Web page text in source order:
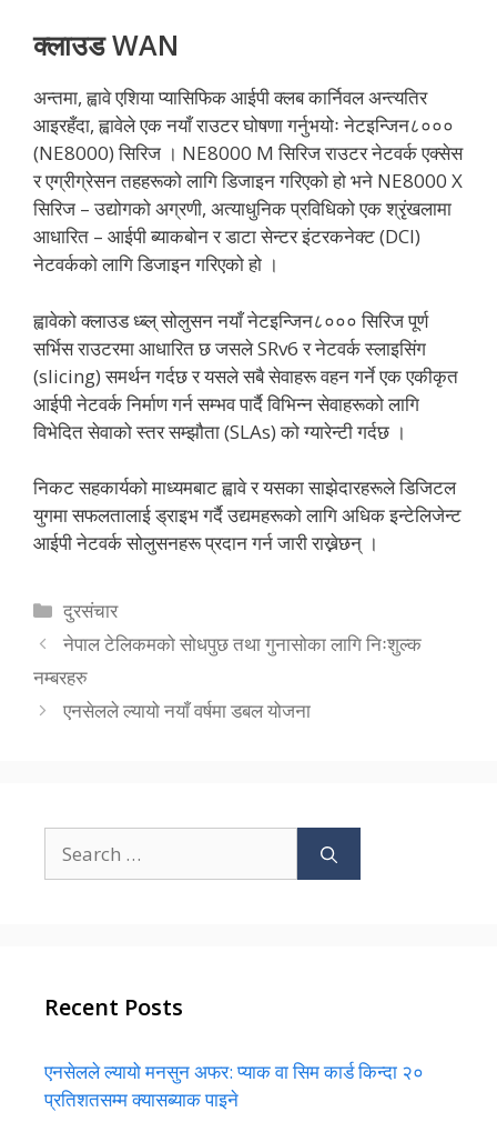
क्लाउड WAN
अन्तमा, ह्वावे एशिया प्यासिफिक आईपी क्लब कार्निवल अन्त्यतिर
आइरहँदा, ह्वावेले एक नयाँ राउटर घोषणा गर्नुभयोः नेटइन्जिन८०००
(NE8000) सिरिज । NE8000 M सिरिज राउटर नेटवर्क एक्सेस
र एग्रीग्रेसन तहहरूको लागि डिजाइन गरिएको हो भने NE8000 X
सिरिज – उद्योगको अग्रणी, अत्याधुनिक प्रविधिको एक श्रृंखलामा
आधारित – आईपी ब्याकबोन र डाटा सेन्टर इंटरकनेक्ट (DCI)
नेटवर्कको लागि डिजाइन गरिएको हो ।
ह्वावेको क्लाउड ध्ब्ल् सोलुसन नयाँ नेटइन्जिन८००० सिरिज पूर्ण
सर्भिस राउटरमा आधारित छ जसले SRv6 र नेटवर्क स्लाइसिंग
(slicing) समर्थन गर्दछ र यसले सबै सेवाहरू वहन गर्ने एक एकीकृत
आईपी नेटवर्क निर्माण गर्न सम्भव पार्दै विभिन्न सेवाहरूको लागि
विभेदित सेवाको स्तर सम्झौता (SLAs) को ग्यारेन्टी गर्दछ ।
निकट सहकार्यको माध्यमबाट ह्वावे र यसका साझेदारहरूले डिजिटल
युगमा सफलतालाई ड्राइभ गर्दै उद्यमहरूको लागि अधिक इन्टेलिजेन्ट
आईपी नेटवर्क सोलुसनहरू प्रदान गर्न जारी राख्नेछन् ।
Categories
दुरसंचार
नेपाल टेलिकमको सोधपुछ तथा गुनासोका लागि निःशुल्क
नम्बरहरु
एनसेलले ल्यायो नयाँ वर्षमा डबल योजना
for:
Recent Posts
एनसेलले ल्यायो मनसुन अफर: प्याक वा सिम कार्ड किन्दा २०
प्रतिशतसम्म क्यासब्याक पाइने